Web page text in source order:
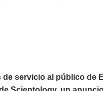
de servicio al público de